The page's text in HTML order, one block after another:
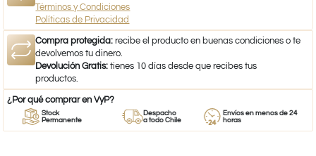
Términos y Condiciones
Políticas de Privacidad
Compra protegida: recibe el producto en buenas condiciones o te
devolvemos tu dinero.
Devolución Gratis: tienes 10 días desde que recibes tus
productos.
¿Por qué comprar en VyP?
Stock
Permanente
Despacho
a todo Chile
Envíos en menos de 24
horas